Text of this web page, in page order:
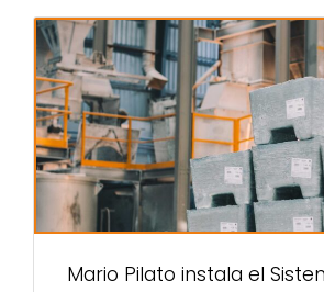
Mario Pilato instala el